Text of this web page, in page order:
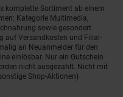
komplette Sortiment ab einem
Kategorie Multimedia,
sowie gesondert
auf Versandkosten und Filial-
an Neuanmelder für den
einlösbar. Nur ein Gutschein
nicht ausgezahlt. Nicht mit
Shop-Aktionen)